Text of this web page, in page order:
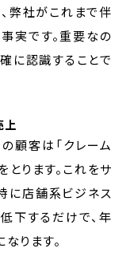
弊社がこれまで伴
実です。重要なの
に認識することで
上
顧客は「クレーム
ります。これをサ
に店舗系ビジネス
下するだけで、年
ります。